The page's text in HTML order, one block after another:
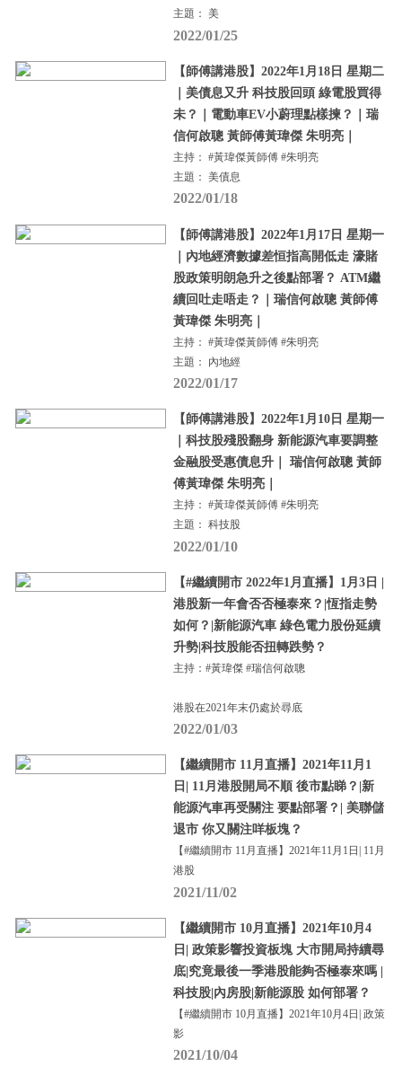
主題： 美
2022/01/25
【師傅講港股】2022年1月18日 星期二
｜美債息又升 科技股回頭 綠電股買得
未？｜電動車EV小蔚理點樣揀？｜瑞
信何啟聰 黃師傅黃瑋傑 朱明亮｜
主持： #黃瑋傑黃師傅 #朱明亮
主題： 美債息
2022/01/18
【師傅講港股】2022年1月17日 星期一
｜內地經濟數據差恒指高開低走 濠賭
股政策明朗急升之後點部署？ ATM繼
續回吐走唔走？｜瑞信何啟聰 黃師傅
黃瑋傑 朱明亮｜
主持： #黃瑋傑黃師傅 #朱明亮
主題： 內地經
2022/01/17
【師傅講港股】2022年1月10日 星期一
｜科技股殘股翻身 新能源汽車要調整
金融股受惠債息升｜ 瑞信何啟聰 黃師
傅黃瑋傑 朱明亮｜
主持： #黃瑋傑黃師傅 #朱明亮
主題： 科技股
2022/01/10
【#繼續開市 2022年1月直播】1月3日 |
港股新一年會否否極泰來？|恆指走勢
如何？|新能源汽車 綠色電力股份延續
升勢|科技股能否扭轉跌勢？
主持：#黃瑋傑 #瑞信何啟聰
港股在2021年末仍處於尋底
2022/01/03
【繼續開市 11月直播】2021年11月1
日| 11月港股開局不順 後市點睇？|新
能源汽車再受關注 要點部署？| 美聯儲
退市 你又關注咩板塊？
【#繼續開市 11月直播】2021年11月1日| 11月
港股
2021/11/02
【繼續開市 10月直播】2021年10月4
日| 政策影響投資板塊 大市開局持續尋
底|究竟最後一季港股能夠否極泰來嗎 |
科技股|內房股|新能源股 如何部署？
【#繼續開市 10月直播】2021年10月4日| 政策
影
2021/10/04